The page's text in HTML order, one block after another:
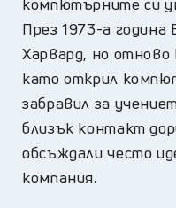
През 1973-а година
Харвард, но отново
като открил
забравил за
близък контакт
обсъждали често
компания.